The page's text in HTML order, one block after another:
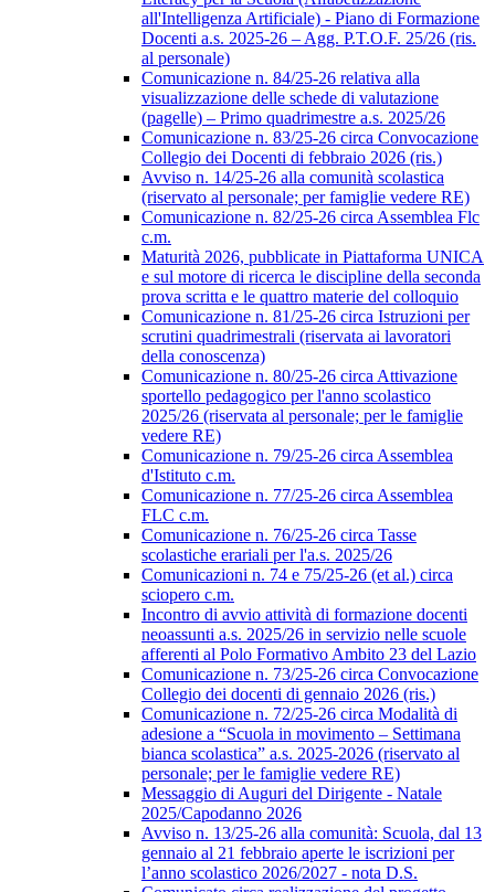
all'Intelligenza Artificiale) - Piano di Formazione
Docenti a.s. 2025-26 – Agg. P.T.O.F. 25/26 (ris.
al personale)
Comunicazione n. 84/25-26 relativa alla
visualizzazione delle schede di valutazione
(pagelle) – Primo quadrimestre a.s. 2025/26
Comunicazione n. 83/25-26 circa Convocazione
Collegio dei Docenti di febbraio 2026 (ris.)
Avviso n. 14/25-26 alla comunità scolastica
(riservato al personale; per famiglie vedere RE)
Comunicazione n. 82/25-26 circa Assemblea Flc
c.m.
Maturità 2026, pubblicate in Piattaforma UNICA
e sul motore di ricerca le discipline della seconda
prova scritta e le quattro materie del colloquio
Comunicazione n. 81/25-26 circa Istruzioni per
scrutini quadrimestrali (riservata ai lavoratori
della conoscenza)
Comunicazione n. 80/25-26 circa Attivazione
sportello pedagogico per l'anno scolastico
2025/26 (riservata al personale; per le famiglie
vedere RE)
Comunicazione n. 79/25-26 circa Assemblea
d'Istituto c.m.
Comunicazione n. 77/25-26 circa Assemblea
FLC c.m.
Comunicazione n. 76/25-26 circa Tasse
scolastiche erariali per l'a.s. 2025/26
Comunicazioni n. 74 e 75/25-26 (et al.) circa
sciopero c.m.
Incontro di avvio attività di formazione docenti
neoassunti a.s. 2025/26 in servizio nelle scuole
afferenti al Polo Formativo Ambito 23 del Lazio
Comunicazione n. 73/25-26 circa Convocazione
Collegio dei docenti di gennaio 2026 (ris.)
Comunicazione n. 72/25-26 circa Modalità di
adesione a “Scuola in movimento – Settimana
bianca scolastica” a.s. 2025-2026 (riservato al
personale; per le famiglie vedere RE)
Messaggio di Auguri del Dirigente - Natale
2025/Capodanno 2026
Avviso n. 13/25-26 alla comunità: Scuola, dal 13
gennaio al 21 febbraio aperte le iscrizioni per
l’anno scolastico 2026/2027 - nota D.S.